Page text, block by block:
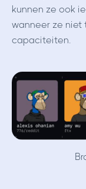
kunnen ze ook
wanneer ze niet
capaciteiten.